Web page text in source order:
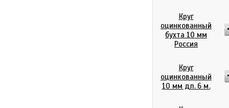
Круг
оцинкованный
бухта 10 мм
Россия
Круг
оцинкованный
10 мм дл. 6 м.